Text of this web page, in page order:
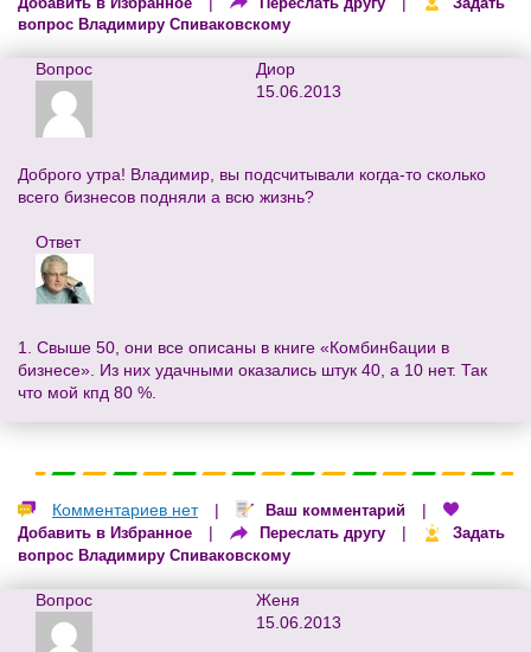
вопрос Владимиру Спиваковскому
Вопрос
Диор
15.06.2013
Доброго утра! Владимир, вы подсчитывали когда-то сколько
всего бизнесов подняли а всю жизнь?
Ответ
1. Свыше 50, они все описаны в книге «Комбин6ации в
бизнесе». Из них удачными оказались штук 40, а 10 нет. Так
что мой кпд 80 %.
Комментариев нет | Ваш комментарий |
Добавить в Избранное | Переслать другу |
Задать
вопрос Владимиру Спиваковскому
Вопрос
Женя
15.06.2013